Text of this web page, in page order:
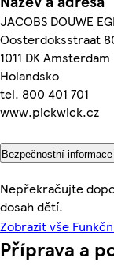
JACOBS DOUWE
Oosterdoksstraat
1011 DK Amsterdam
Holandsko
tel. 800 401 701
www.pickwick.cz
Bezpečnostní informace
Nepřekračujte
dosah dětí.
Zobrazit vše
Příprava a